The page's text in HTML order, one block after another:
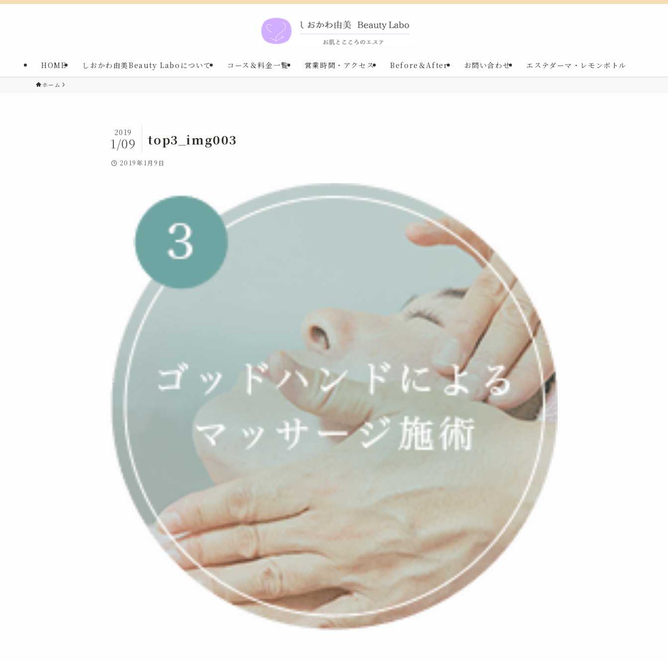
HOME しおかわ由美Beauty Laboについて コース＆料金一覧 営業時間・アクセス Before＆After お問い合わせ エステダーマ・レモンボトル
ホーム
top3_img003
2019
1/09
2019年1月9日